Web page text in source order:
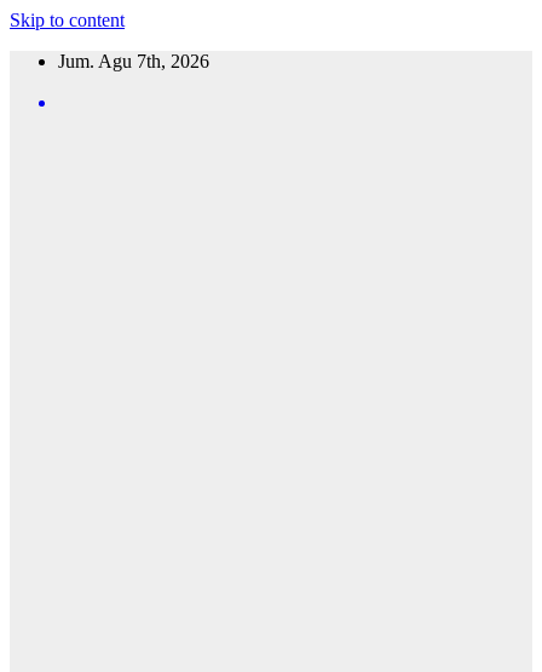
Skip to content
Jum. Agu 7th, 2026